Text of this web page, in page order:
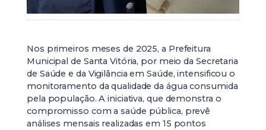
Nos primeiros meses de 2025, a Prefeitura
Municipal de Santa Vitória, por meio da Secretaria
de Saúde e da Vigilância em Saúde, intensificou o
monitoramento da qualidade da água consumida
pela população. A iniciativa, que demonstra o
compromisso com a saúde pública, prevê
análises mensais realizadas em 15 pontos